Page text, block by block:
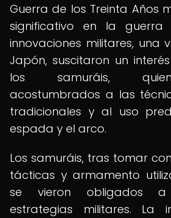
Guerra de los Treinta Años
significativo en la guerra
innovaciones militares, una
Japón, suscitaron un
los samuráis,
acostumbrados a las
tradicionales y al uso
espada y el arco.
Los samuráis, tras tomar
tácticas y armamento
se vieron obligados
estrategias militares. La